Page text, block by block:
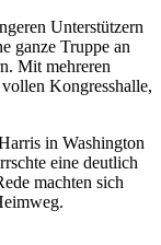
Unterstützern
ganze Truppe an
Mit mehreren
Kongresshalle,
in Washington
eine deutlich
machten sich